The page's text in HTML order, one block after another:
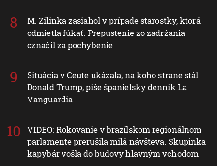
M. Žilinka zasiahol v prípade starostky, ktorá
odmietla fúkať. Prepustenie zo zadržania
označil za pochybenie
Situácia v Ceute ukázala, na koho strane stál
Donald Trump, píše španielsky denník La
Vanguardia
VIDEO: Rokovanie v brazílskom regionálnom
parlamente prerušila milá návšteva. Skupinka
kapybár vošla do budovy hlavným vchodom